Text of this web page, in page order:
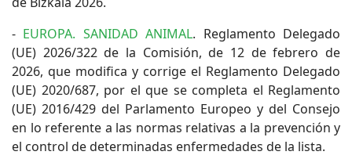
- EUROPA. SANIDAD ANIMAL. Reglamento Delegado
(UE) 2026/322 de la Comisión, de 12 de febrero de
2026, que modifica y corrige el Reglamento Delegado
(UE) 2020/687, por el que se completa el Reglamento
(UE) 2016/429 del Parlamento Europeo y del Consejo
en lo referente a las normas relativas a la prevención y
el control de determinadas enfermedades de la lista.